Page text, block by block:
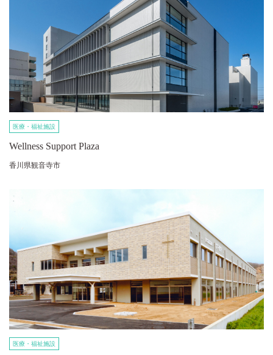
医療・福祉施設
Wellness Support Plaza
香川県観音寺市
医療・福祉施設